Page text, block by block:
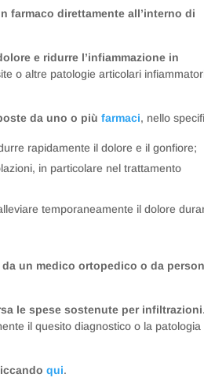
farmaco direttamente all’interno di
e ridurre l’infiammazione in
o altre patologie articolari
da uno o piùfarmaci, nello
rapidamente il dolore e il gonfiore;
in particolare nel trattamento
temporaneamente il dolore
un medico ortopedico o da
le spese sostenute per infiltrazioni
il quesito diagnostico o la patologia
qui.